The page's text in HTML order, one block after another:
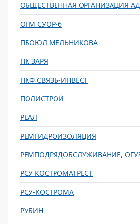
ОБЩЕСТВЕННАЯ ОРГАНИЗАЦИЯ
ОГМ СУОР-6
ПБОЮЛ МЕЛЬНИКОВА
ПК ЗАРЯ
ПКФ СВЯЗЬ-ИНВЕСТ
ПОЛИСТРОЙ
РЕАЛ
РЕМГИДРОИЗОЛЯЦИЯ
РЕМПОДРЯДОБСЛУЖИВАНИЕ,
РСУ КОСТРОМАТРЕСТ
РСУ-КОСТРОМА
РУБИН